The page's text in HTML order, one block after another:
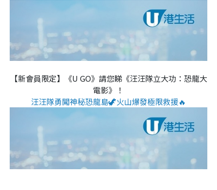
【新會員限定】《U GO》請您睇《汪汪隊立大功：恐龍大
電影》！
汪汪隊勇闖神秘恐龍島🦖火山爆發極限救援🔥